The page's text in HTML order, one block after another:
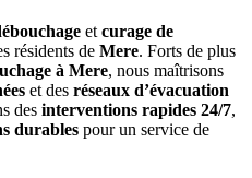
et curage de
résidents de Mere. Forts de plus
à Mere, nous maîtrisons
et des réseaux d’évacuation
des interventions rapides 24/7,
durables pour un service de